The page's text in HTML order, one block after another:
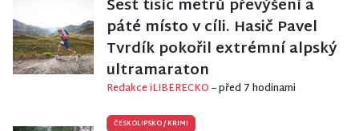
Šest tisíc metrů převýšení a
páté místo v cíli. Hasič Pavel
Tvrdík pokořil extrémní alpský
ultramaraton
Redakce iLIBERECKO– před 7 hodinami
ČESKOLIPSKO/KRIMI